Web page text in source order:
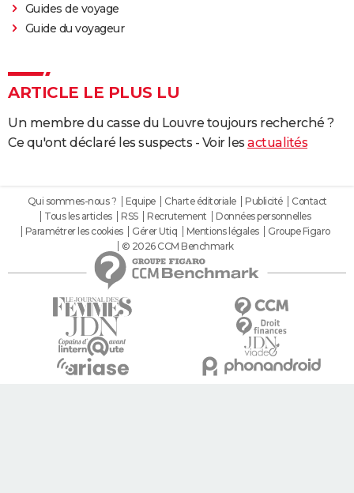
Guides de voyage
Guide du voyageur
ARTICLE LE PLUS LU
Un membre du casse du Louvre toujours recherché ?
Ce qu'ont déclaré les suspects - Voir les actualités
Qui sommes-nous ? Equipe Charte éditoriale Publicité
Contact
Tous les articles
RSS Recrutement
Données personnelles
Paramétrer les cookies
Gérer Utiq Mentions légales
Groupe Figaro
© 2026 CCM Benchmark